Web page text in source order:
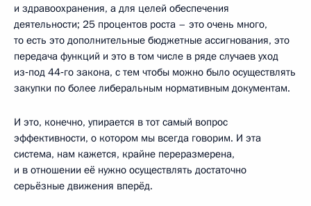
и здравоохранения, а для целей обеспечения
деятельности; 25 процентов роста – это очень много,
то есть это дополнительные бюджетные ассигнования, это
передача функций и это в том числе в ряде случаев уход
из‑под 44‑го закона, с тем чтобы можно было осуществлять
закупки по более либеральным нормативным документам.
И это, конечно, упирается в тот самый вопрос
эффективности, о котором мы всегда говорим. И эта
система, нам кажется, крайне переразмерена,
и в отношении её нужно осуществлять достаточно
серьёзные движения вперёд.